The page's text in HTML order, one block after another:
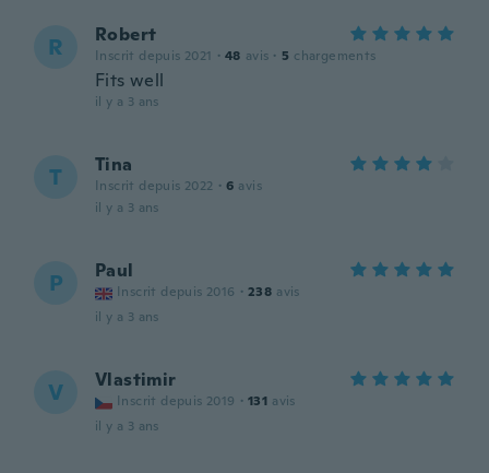
R Robert
Inscrit depuis 2021 · 48 avis · 5 chargements
Fits well
il y a 3 ans
T Tina
Inscrit depuis 2022 · 6 avis
il y a 3 ans
P Paul
Inscrit depuis 2016 · 238 avis
il y a 3 ans
V Vlastimir
Inscrit depuis 2019 · 131 avis
il y a 3 ans